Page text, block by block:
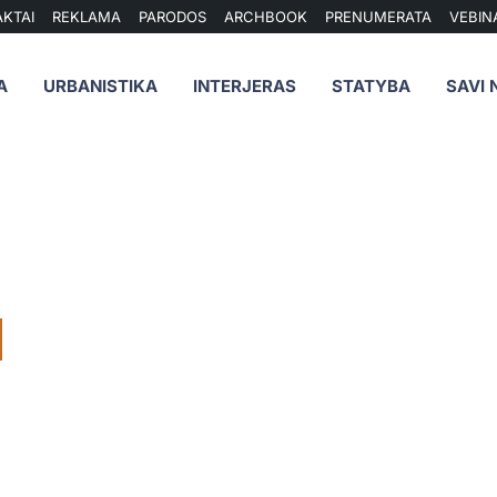
REKLAMA PARODOS ARCHBOOK PRENUMERATA
URBANISTIKA INTERJERAS STATYBA SAVI